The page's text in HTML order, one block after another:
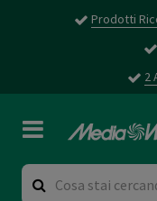
Prodotti
2